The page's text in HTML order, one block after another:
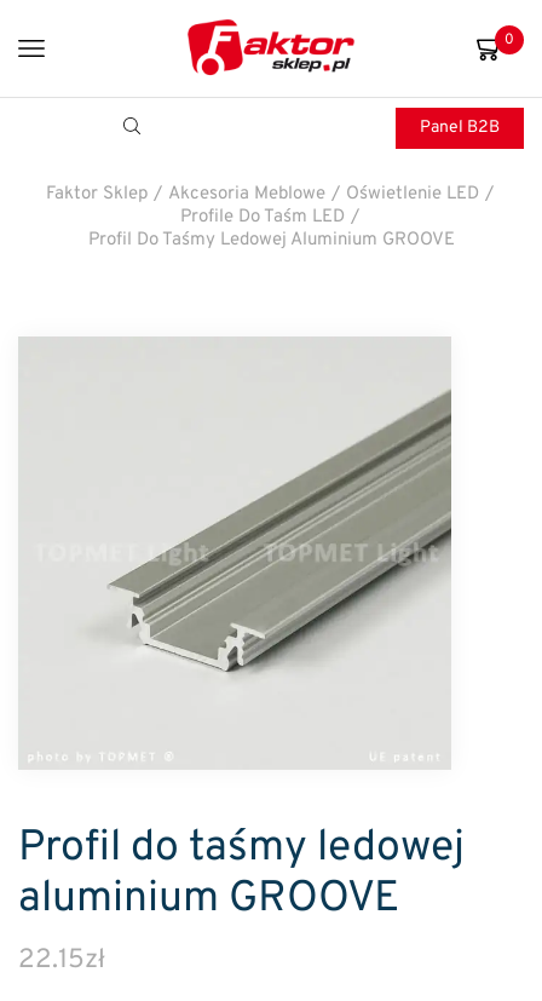
0
Panel B2B
Faktor Sklep / Akcesoria Meblowe / Oświetlenie LED /
Profile Do Taśm LED /
Profil Do Taśmy Ledowej Aluminium GROOVE
Profil do taśmy ledowej
aluminium GROOVE
22.15zł